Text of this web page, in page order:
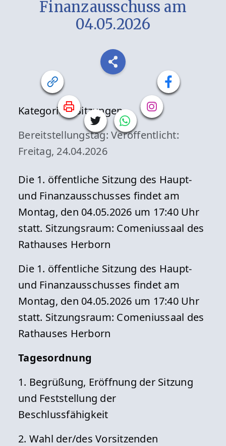
Finanzausschuss am
04.05.2026
Kategorien: Sitzungen
Bereitstellungstag:Veröffentlicht:
Freitag, 24.04.2026
Die 1. öffentliche Sitzung des Haupt-
und Finanzausschusses findet am
Montag, den 04.05.2026 um 17:40 Uhr
statt. Sitzungsraum: Comeniussaal des
Rathauses Herborn
Die 1. öffentliche Sitzung des Haupt-
und Finanzausschusses findet am
Montag, den 04.05.2026 um 17:40 Uhr
statt. Sitzungsraum: Comeniussaal des
Rathauses Herborn
Tagesordnung
1. Begrüßung, Eröffnung der Sitzung
und Feststellung der
Beschlussfähigkeit
2. Wahl der/des Vorsitzenden